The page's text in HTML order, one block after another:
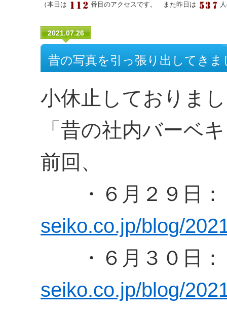
（本日は 番目のアクセスです。 また昨日は
2021.07.26
昔の写真を引っ張り出してき
小休止しておりま
「昔の社内バーベ
前回、
・６月２９日
seiko.co.jp/blog/
・６月３０日
seiko.co.jp/blog/